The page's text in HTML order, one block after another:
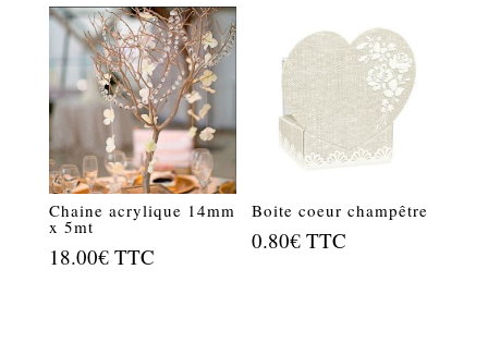
était :
2.00€.
est :
1.00€.
Chaine acrylique 14mm
x 5mt
18.00€ TTC
Boite coeur champêtre
0.80€ TTC